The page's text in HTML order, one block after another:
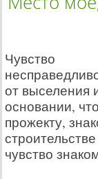
Чувство
от выселения
основании,
прожекту,
чувство